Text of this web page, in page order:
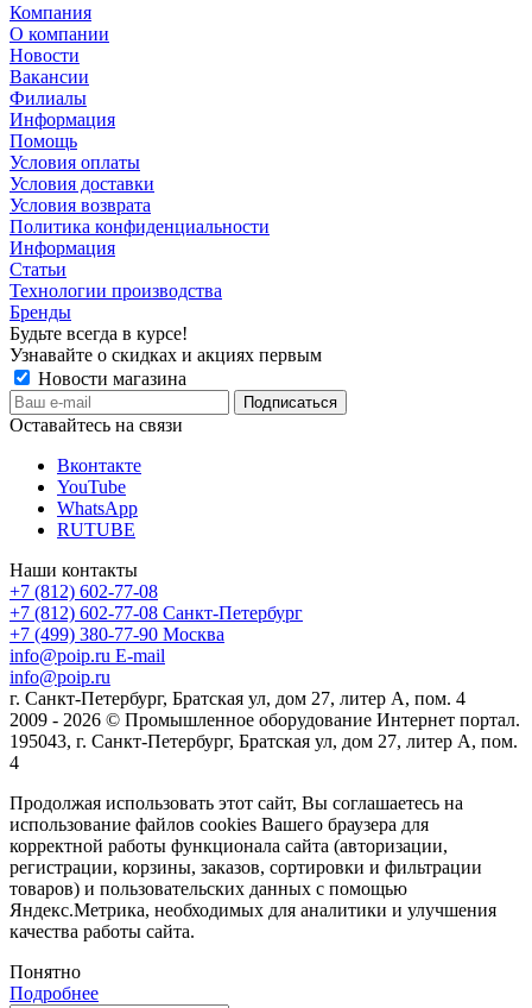
Компания
О компании
Новости
Вакансии
Филиалы
Информация
Помощь
Условия оплаты
Условия доставки
Условия возврата
Политика конфиденциальности
Информация
Статьи
Технологии производства
Бренды
Будьте всегда в курсе!
Узнавайте о скидках и акциях первым
Новости магазина
Оставайтесь на связи
Вконтакте
YouTube
WhatsApp
RUTUBE
Наши контакты
+7 (812) 602-77-08
+7 (812) 602-77-08 Санкт-Петербург
+7 (499) 380-77-90 Москва
info@poip.ru E-mail
info@poip.ru
г. Санкт-Петербург, Братская ул, дом 27, литер А, пом. 4
2009 - 2026 © Промышленное оборудование Интернет портал.
195043, г. Санкт-Петербург, Братская ул, дом 27, литер А, пом.
4
Продолжая использовать этот сайт, Вы соглашаетесь на
использование файлов cookies Вашего браузера для
корректной работы функционала сайта (авторизации,
регистрации, корзины, заказов, сортировки и фильтрации
товаров) и пользовательских данных с помощью
Яндекс.Метрика, необходимых для аналитики и улучшения
качества работы сайта.
Понятно
Подробнее